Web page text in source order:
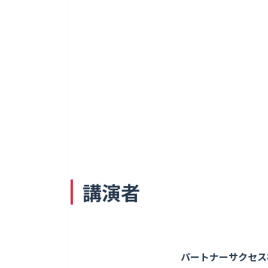
講演者
パートナーサクセ